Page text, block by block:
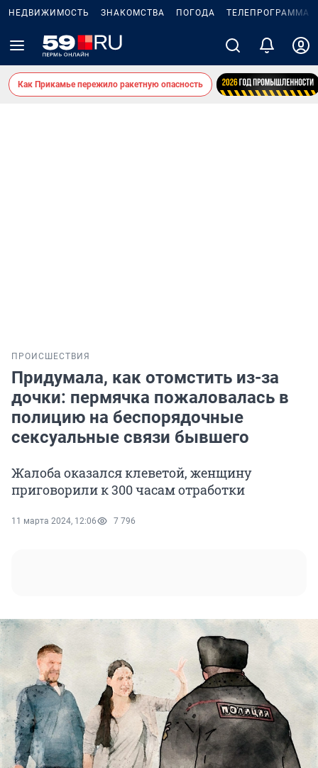
НЕДВИЖИМОСТЬ ЗНАКОМСТВА ПОГОДА ТЕЛЕПРОГРАММА
Как Прикамье пережило ракетную опасность
ПРОИСШЕСТВИЯ
Придумала, как отомстить из-за
дочки: пермячка пожаловалась в
полицию на беспорядочные
сексуальные связи бывшего
Жалоба оказался клеветой, женщину
приговорили к 300 часам отработки
11 марта 2024, 12:06 7 796